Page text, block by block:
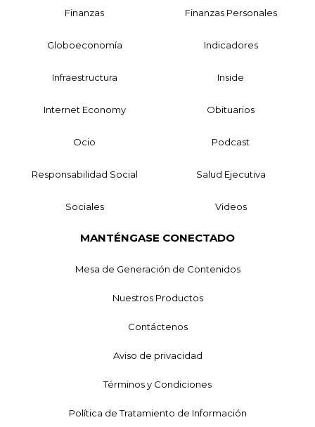
Finanzas Finanzas Personales
Globoeconomía Indicadores
Infraestructura Inside
Internet Economy Obituarios
Ocio Podcast
Responsabilidad Social Salud Ejecutiva
Sociales Videos
MANTÉNGASE CONECTADO
Mesa de Generación de Contenidos
Nuestros Productos
Contáctenos
Aviso de privacidad
Términos y Condiciones
Política de Tratamiento de Información